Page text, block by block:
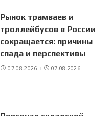
Рынок трамваев и
троллейбусов в России
сокращается: причины
спада и перспективы
07.08.2026 07.08.2026